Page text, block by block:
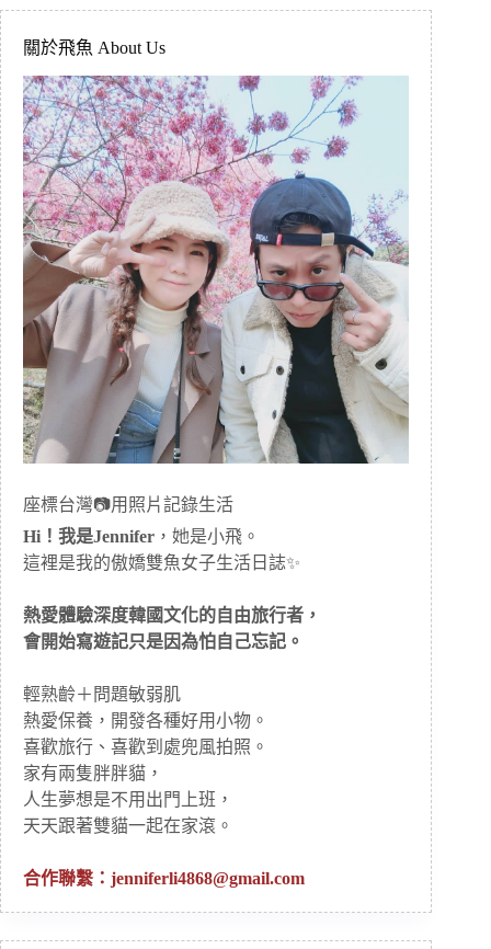
關於飛魚 About Us
座標台灣📷用照片記錄生活
Hi！我是Jennifer ，她是小飛。
這裡是我的傲嬌雙魚女子生活日誌✨
熱愛體驗深度韓國文化的自由旅行者，
會開始寫遊記只是因為怕自己忘記。
輕熟齡＋問題敏弱肌
熱愛保養，開發各種好用小物。
喜歡旅行、喜歡到處兜風拍照。
家有兩隻胖胖貓，
人生夢想是不用出門上班，
天天跟著雙貓一起在家滾。
合作聯繫： jenniferli4868@gmail.com